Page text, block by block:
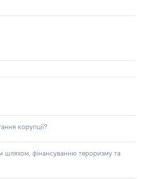
корупції?
шляхом, фінансуванню тероризму та